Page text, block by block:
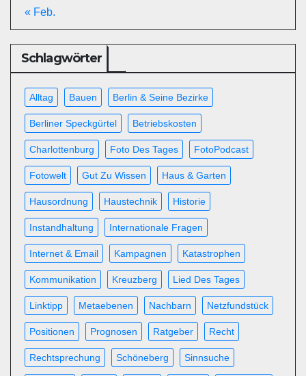
« Feb.
Schlagwörter
Alltag Bauen Berlin & Seine Bezirke
Berliner Speckgürtel Betriebskosten
Charlottenburg Foto Des Tages FotoPodcast
Fotowelt Gut Zu Wissen Haus & Garten
Hausordnung Haustechnik Historie
Instandhaltung Internationale Fragen
Internet & Email Kampagnen Katastrophen
Kommunikation Kreuzberg Lied Des Tages
Linktipp Metaebenen Nachbarn Netzfundstück
Positionen Prognosen Ratgeber Recht
Rechtsprechung Schöneberg Sinnsuche